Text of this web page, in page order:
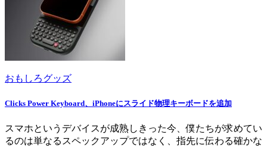
おもしろグッズ
Clicks Power Keyboard、iPhoneにスライド物理キーボードを追加
スマホというデバイスが成熟しきった今、僕たちが求めてい
るのは単なるスペックアップではなく、指先に伝わる確かな